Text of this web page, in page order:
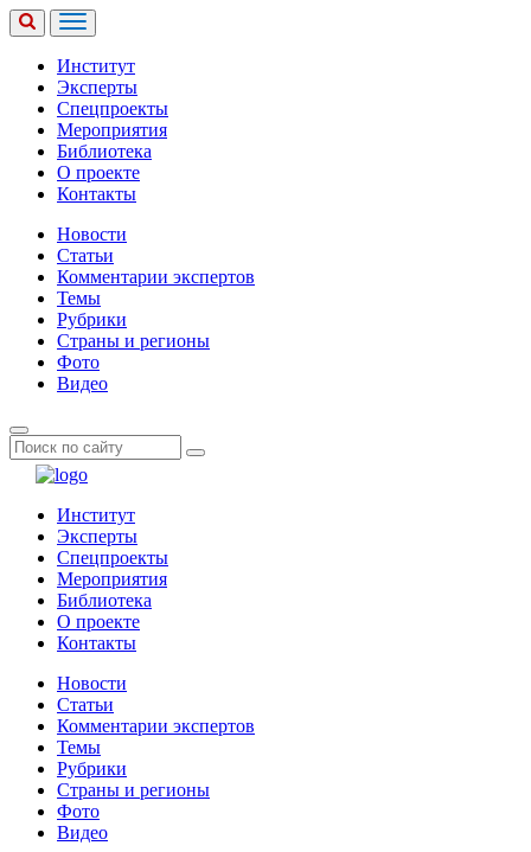
Институт
Эксперты
Спецпроекты
Мероприятия
Библиотека
О проекте
Контакты
Новости
Статьи
Комментарии экспертов
Темы
Рубрики
Страны и регионы
Фото
Видео
Институт
Эксперты
Спецпроекты
Мероприятия
Библиотека
О проекте
Контакты
Новости
Статьи
Комментарии экспертов
Темы
Рубрики
Страны и регионы
Фото
Видео